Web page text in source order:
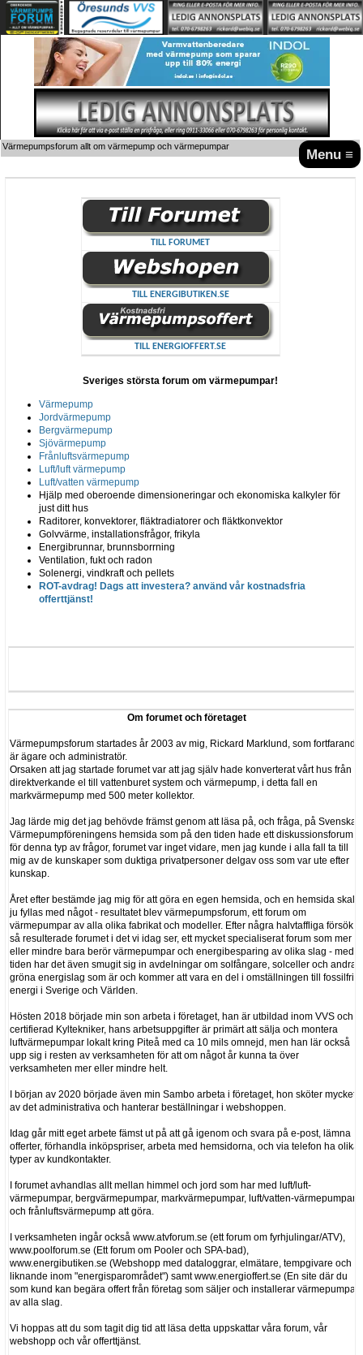
Menu ≡
Värmepumpsforum allt om värmepump och värmepumpar
TILL FORUMET
TILL ENERGIBUTIKEN.SE
TILL ENERGIOFFERT.SE
Sveriges största forum om värmepumpar!
Värmepump
Jordvärmepump
Bergvärmepump
Sjövärmepump
Frånluftsvärmepump
Luft/luft värmepump
Luft/vatten värmepump
Hjälp med oberoende dimensioneringar och ekonomiska kalkyler för
just ditt hus
Raditorer, konvektorer, fläktradiatorer och fläktkonvektor
Golvvärme, installationsfrågor, frikyla
Energibrunnar, brunnsborrning
Ventilation, fukt och radon
Solenergi, vindkraft och pellets
ROT-avdrag! Dags att investera? använd vår kostnadsfria
offerttjänst!
Om forumet och företaget
Värmepumpsforum startades år 2003 av mig, Rickard Marklund, som fortfarande
är ägare och administratör.
Orsaken att jag startade forumet var att jag själv hade konverterat vårt hus från
direktverkande el till vattenburet system och värmepump, i detta fall en
markvärmepump med 500 meter kollektor.
Jag lärde mig det jag behövde främst genom att läsa på, och fråga, på Svenska
Värmepumpföreningens hemsida som på den tiden hade ett diskussionsforum
för denna typ av frågor, forumet var inget vidare, men jag kunde i alla fall ta till
mig av de kunskaper som duktiga privatpersoner delgav oss som var ute efter
kunskap.
Året efter bestämde jag mig för att göra en egen hemsida, och en hemsida skall
ju fyllas med något - resultatet blev värmepumpsforum, ett forum om
värmepumpar av alla olika fabrikat och modeller. Efter några halvtaffliga försök
så resulterade forumet i det vi idag ser, ett mycket specialiserat forum som mer
eller mindre bara berör värmepumpar och energibesparing av olika slag - med
tiden har det även smugit sig in avdelningar om solfångare, solceller och andra
gröna energislag som är och kommer att vara en del i omställningen till fossilfri
energi i Sverige och Världen.
Hösten 2018 började min son arbeta i företaget, han är utbildad inom VVS och
certifierad Kyltekniker, hans arbetsuppgifter är primärt att sälja och montera
luftvärmepumpar lokalt kring Piteå med ca 10 mils omnejd, men han lär också
upp sig i resten av verksamheten för att om något år kunna ta över
verksamheten mer eller mindre helt.
I början av 2020 började även min Sambo arbeta i företaget, hon sköter mycket
av det administrativa och hanterar beställningar i webshoppen.
Idag går mitt eget arbete fämst ut på att gå igenom och svara på e-post, lämna
offerter, förhandla inköpspriser, arbeta med hemsidorna, och via telefon ha olika
typer av kundkontakter.
I forumet avhandlas allt mellan himmel och jord som har med luft/luft-
värmepumpar, bergvärmepumpar, markvärmepumpar, luft/vatten-värmepumpar
och frånluftsvärmepump att göra.
I verksamheten ingår också www.atvforum.se (ett forum om fyrhjulingar/ATV),
www.poolforum.se (Ett forum om Pooler och SPA-bad),
www.energibutiken.se (Webshopp med dataloggrar, elmätare, tempgivare och
liknande inom "energisparområdet") samt www.energioffert.se (En site där du
som kund kan begära offert från företag som säljer och installerar värmepumpar
av alla slag.
Vi hoppas att du som tagit dig tid att läsa detta uppskattar våra forum, vår
webshopp och vår offerttjänst.